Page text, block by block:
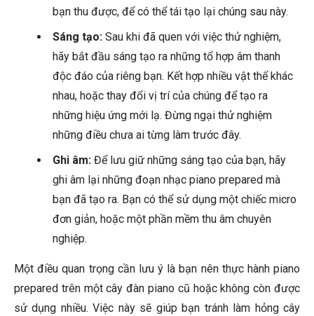
bạn thu được, để có thể tái tạo lại chúng sau này.
Sáng tạo: Sau khi đã quen với việc thử nghiệm,
hãy bắt đầu sáng tạo ra những tổ hợp âm thanh
độc đáo của riêng bạn. Kết hợp nhiều vật thể khác
nhau, hoặc thay đổi vị trí của chúng để tạo ra
những hiệu ứng mới lạ. Đừng ngại thử nghiệm
những điều chưa ai từng làm trước đây.
Ghi âm: Để lưu giữ những sáng tạo của bạn, hãy
ghi âm lại những đoạn nhạc piano prepared mà
bạn đã tạo ra. Bạn có thể sử dụng một chiếc micro
đơn giản, hoặc một phần mềm thu âm chuyên
nghiệp.
Một điều quan trọng cần lưu ý là bạn nên thực hành piano
prepared trên một cây đàn piano cũ hoặc không còn được
sử dụng nhiều. Việc này sẽ giúp bạn tránh làm hỏng cây